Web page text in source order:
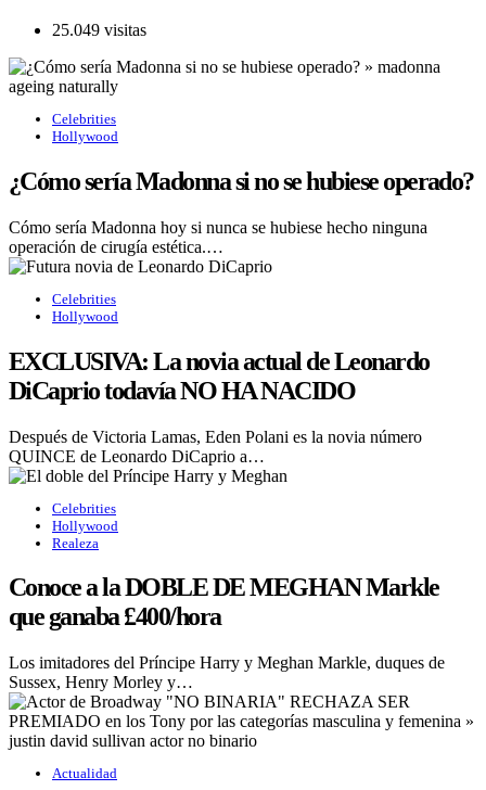
25.049 visitas
Celebrities
Hollywood
¿Cómo sería Madonna si no se hubiese operado?
Cómo sería Madonna hoy si nunca se hubiese hecho ninguna
operación de cirugía estética.…
Celebrities
Hollywood
EXCLUSIVA: La novia actual de Leonardo
DiCaprio todavía NO HA NACIDO
Después de Victoria Lamas, Eden Polani es la novia número
QUINCE de Leonardo DiCaprio a…
Celebrities
Hollywood
Realeza
Conoce a la DOBLE DE MEGHAN Markle
que ganaba £400/hora
Los imitadores del Príncipe Harry y Meghan Markle, duques de
Sussex, Henry Morley y…
Actualidad